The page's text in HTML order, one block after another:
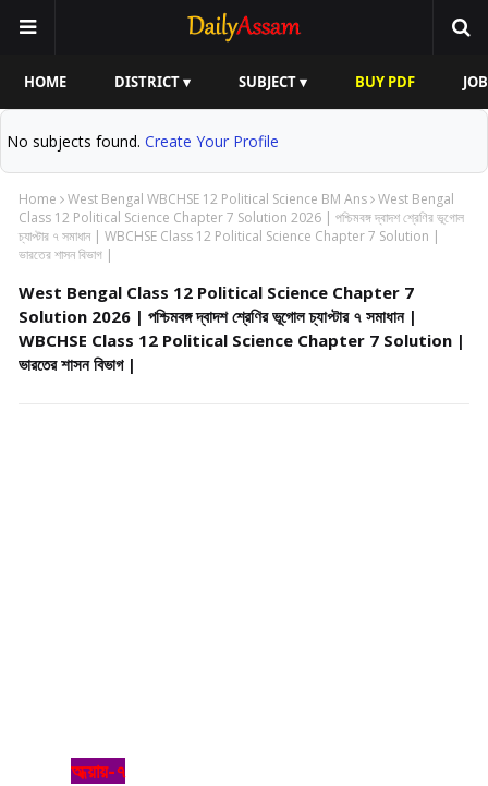
HOME DISTRICT ▾ SUBJECT ▾ BUY PDF
No subjects found. Create Your Profile
Home West Bengal WBCHSE 12 Political Science BM Ans West Bengal
Class 12 Political Science Chapter 7 Solution 2026 | পশ্চিমবঙ্গ দ্বাদশ শ্রেণির ভূগোল
চ্যাপ্টার ৭ সমাধান | WBCHSE Class 12 Political Science Chapter 7 Solution |
ভারতের শাসন বিভাগ |
West Bengal Class 12 Political Science Chapter 7
Solution 2026 | পশ্চিমবঙ্গ দ্বাদশ শ্রেণির ভূগোল চ্যাপ্টার ৭ সমাধান |
WBCHSE Class 12 Political Science Chapter 7 Solution |
ভারতের শাসন বিভাগ |
অধ্য়ায়-৭